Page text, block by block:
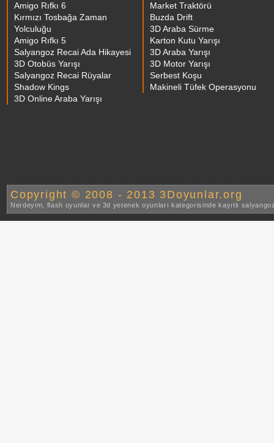
Amigo Rıfkı 6
Kırmızı Tosbağa Zaman
Yolculuğu
Amigo Rıfkı 5
Salyangoz Recai Ada Hikayesi
3D Otobüs Yarışı
Salyangoz Recai Rüyalar
Shadow Kings
3D Online Araba Yarışı
Market Traktörü
Buzda Drift
3D Araba Sürme
Karton Kutu Yarışı
3D Araba Yarışı
3D Motor Yarışı
Serbest Koşu
Makineli Tüfek Operasyonu
Copyright © 2008 - 2013 3Doyunlar.org
Nerdeyim, flash oyunlar ve 3d yetenek oyunları kategorisinde kayıtlı